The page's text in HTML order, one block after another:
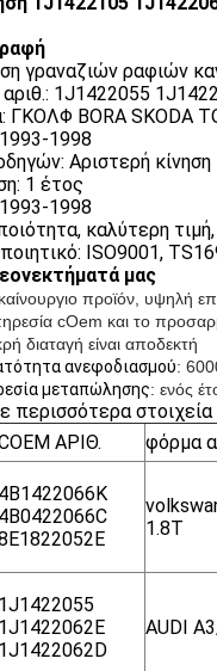
γραναζιών ραφιών
αριθ.: 1J1422055
ΓΚΟΛΦ BORA SKODA
1998
Αριστερή κίνηση
1 έτος
1998
καλύτερη
ISO9001,
μας
προϊόν, υψηλή
cOem και το
διαταγή είναι αποδεκτή
ανεφοδιασμού:
μεταπώλησης: ενός
περισσότερα
ΑΡΙΘ. φόρμα
4B1422066K
4B0422066C
1.8T
1J1422055
1J1422062E
1J1422062D
AUDI